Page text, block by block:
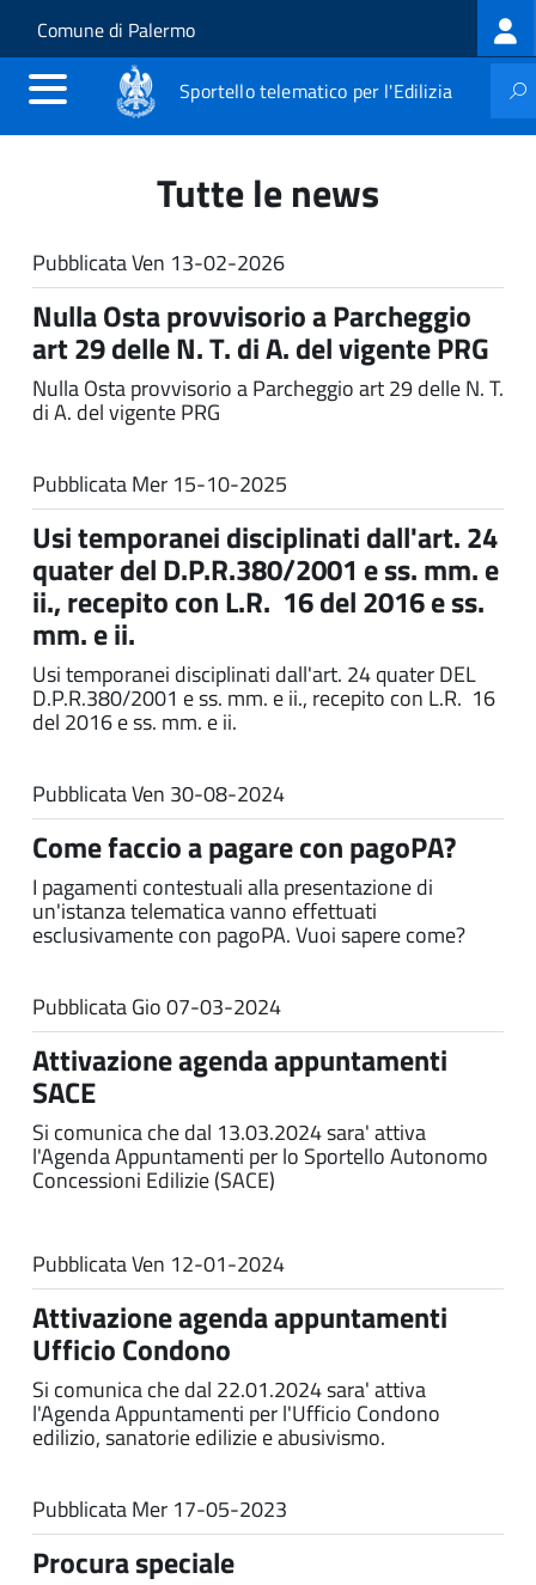
Salta al contenuto principale
Skip to site navigation
Comune di Palermo
Sportello telematico per l'Edilizia
Tutte le news
PubblicataVen 13-02-2026
Nulla Osta provvisorio a Parcheggio
art 29 delle N. T. di A. del vigente PRG
Nulla Osta provvisorio a Parcheggio art 29 delle N. T.
di A. del vigente PRG
PubblicataMer 15-10-2025
Usi temporanei disciplinati dall'art. 24
quater del D.P.R.380/2001 e ss. mm. e
ii., recepito con L.R. 16 del 2016 e ss.
mm. e ii.
Usi temporanei disciplinati dall'art. 24 quater DEL
D.P.R.380/2001 e ss. mm. e ii., recepito con L.R. 16
del 2016 e ss. mm. e ii.
PubblicataVen 30-08-2024
Come faccio a pagare con pagoPA?
I pagamenti contestuali alla presentazione di
un'istanza telematica vanno effettuati
esclusivamente con pagoPA. Vuoi sapere come?
PubblicataGio 07-03-2024
Attivazione agenda appuntamenti
SACE
Si comunica che dal 13.03.2024 sara' attiva
l'Agenda Appuntamenti per lo Sportello Autonomo
Concessioni Edilizie (SACE)
PubblicataVen 12-01-2024
Attivazione agenda appuntamenti
Ufficio Condono
Si comunica che dal 22.01.2024 sara' attiva
l'Agenda Appuntamenti per l'Ufficio Condono
edilizio, sanatorie edilizie e abusivismo.
PubblicataMer 17-05-2023
Procura speciale